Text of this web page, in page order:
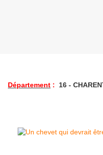
Département : 16 -